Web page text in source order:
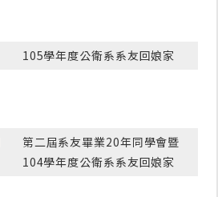
105學年度公衛系系友回娘家
第二屆系友畢業20年同學會暨
104學年度公衛系系友回娘家